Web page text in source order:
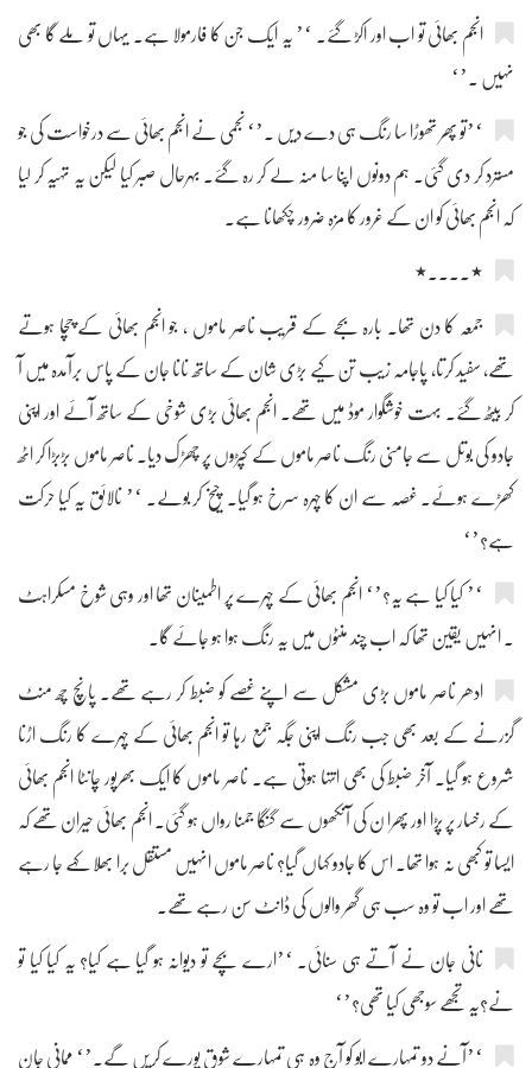
انجم بھائی تو اب اور اکڑ گئے۔ ‘’ یہ ایک جن کا فارمولا ہے۔ یہاں تو ملے گا بھی
نہیں ۔’‘
‘’تو پھر تھوڑا سا رنگ ہی دے دیں ۔’‘ نجمی نے انجم بھائی سے درخواست کی جو
مسترد کر دی گئی۔ ہم دونوں اپنا سا منہ لے کر رہ گئے۔ بہرحال صبر کیا لیکن یہ تہیہ کر لیا
کہ انجم بھائی کو ان کے غرور کا مزہ ضرور چکھانا ہے۔
٭....٭
جمعہ کا دن تھا۔ بارہ بجے کے قریب ناصر ماموں ، جو انجم بھائی کے چچا ہوتے
تھے، سفید کرتا، پاجامہ زیب تن کیے بڑی شان کے ساتھ نانا جان کے پاس برآمدہ میں آ
کر بیٹھ گئے۔ بہت خوشگوار موڈ میں تھے۔ انجم بھائی بڑی شوخی کے ساتھ آئے اور اپنی
جادو کی بوتل سے جامنی رنگ ناصر ماموں کے کپڑوں پر چھڑک دیا۔ ناصر ماموں بڑبڑا کر اٹھ
کھڑے ہوئے۔ غصہ سے ان کا چہرہ سرخ ہو گیا۔ چیخ کر بولے۔ ‘’ نالائق یہ کیا حرکت
ہے؟’‘
‘’ کیا کیا ہے یہ؟’‘ انجم بھائی کے چہرے پر اطمینان تھا اور وہی شوخ مسکراہٹ
۔ انہیں یقین تھا کہ اب چند منٹوں میں یہ رنگ ہوا ہو جائے گا۔
ادھر ناصر ماموں بڑی مشکل سے اپنے غصے کو ضبط کر رہے تھے۔ پانچ چھ منٹ
گزرنے کے بعد بھی جب رنگ اپنی جگہ جمع رہا تو انجم بھائی کے چہرے کا رنگ اڑنا
شروع ہو گیا۔ آخر ضبط کی بھی انتہا ہوتی ہے۔ ناصر ماموں کا ایک بھرپور چانٹا انجم بھائی
کے رخسار پر پڑا اور پھرا ن کی آنکھوں سے گنگا جمنا رواں ہو گئی۔ انجم بھائی حیران تھے کہ
ایسا تو کبھی نہ ہوا تھا۔ اس کا جادو کہاں گیا؟ ناصر ماموں انہیں مستقل برا بھلا کہے جا رہے
تھے اور اب تو وہ سب ہی گھر والوں کی ڈانٹ سن رہے تھے۔
نانی جان نے آتے ہی سنائی۔ ‘’ارے بچے تو دیوانہ ہو گیا ہے کیا؟ یہ کیا کیا تو
نے؟یہ تجھے سوجھی کیا تھی؟’‘
‘’آنے دو تمہارے ابو کو آج وہ ہی تمہارے شوق پورے کریں گے۔’‘ ممانی جان